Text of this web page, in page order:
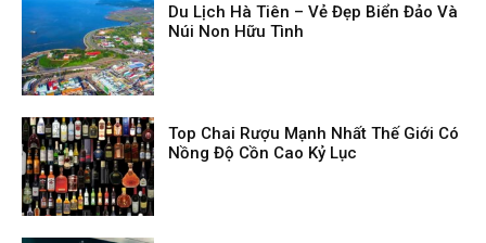
Du Lịch Hà Tiên – Vẻ Đẹp Biển Đảo Và
Núi Non Hữu Tình
Top Chai Rượu Mạnh Nhất Thế Giới Có
Nồng Độ Cồn Cao Kỷ Lục